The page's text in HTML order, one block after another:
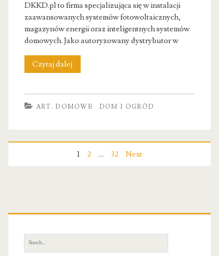
DKKD.pl to firma specjalizująca się w instalacji
zaawansowanych systemów fotowoltaicznych,
magazynów energii oraz inteligentnych systemów
domowych. Jako autoryzowany dystrybutor w
Czytaj dalejDKKD.PL
Fotowoltaika
ART. DOMOWE DOM I OGRÓD
Nawigacja
wpisach
1 2 … 32 Next
Primary
Sidebar
Search
for: